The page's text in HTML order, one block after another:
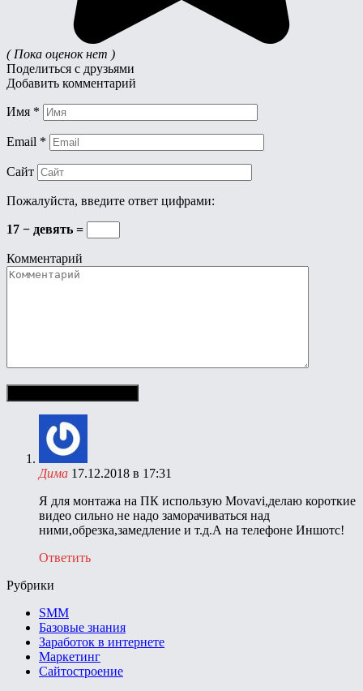
( Пока оценок нет )
Поделиться с друзьями
Добавить комментарий
Имя *
Email *
Сайт
Пожалуйста, введите ответ цифрами:
17 − девять =
Комментарий
Дима 17.12.2018 в 17:31
Я для монтажа на ПК использую Movavi,делаю короткие
видео сильно не надо заморачиваться над
ними,обрезка,замедление и т.д.А на телефоне Иншотс!
Ответить
Рубрики
SMM
Базовые знания
Заработок в интернете
Маркетинг
Сайтостроение